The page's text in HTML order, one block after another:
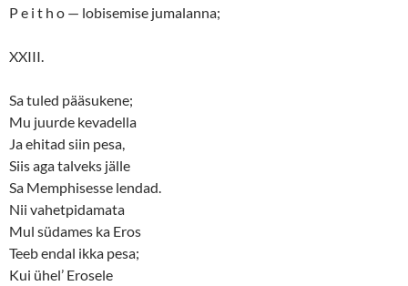
P e i t h o — lobisemise jumalanna;
XXIII.
Sa tuled pääsukene;
Mu juurde kevadella
Ja ehitad siin pesa,
Siis aga talveks jälle
Sa Memphisesse lendad.
Nii vahetpidamata
Mul südames ka Eros
Teeb endal ikka pesa;
Kui ühel’ Erosele